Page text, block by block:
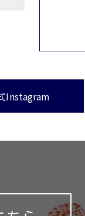
Instagram